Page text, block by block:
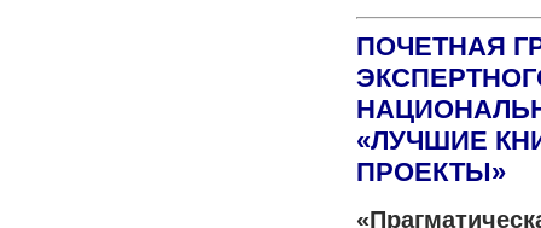
ПОЧЕТНАЯ
«ЛУЧШИЕ
ПРОЕКТЫ»